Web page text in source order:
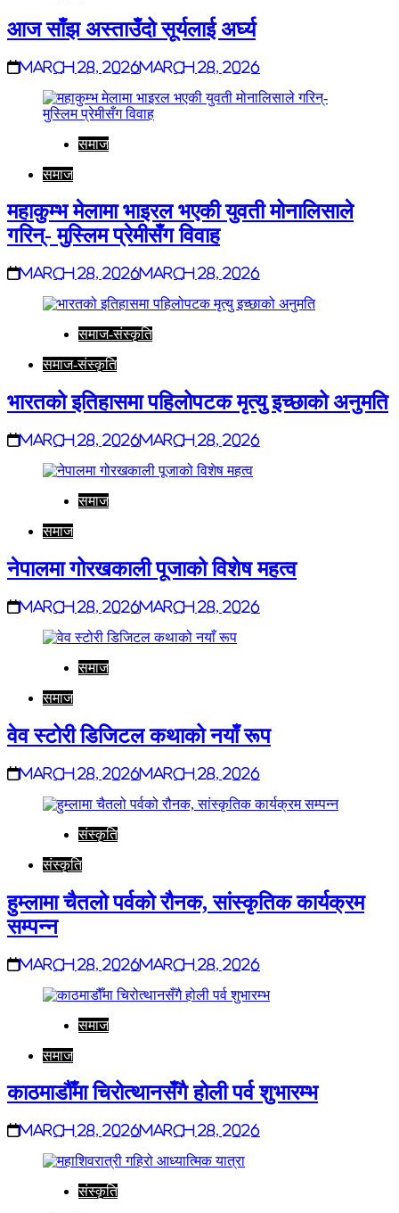
आज साँझ अस्ताउँदो सूर्यलाई अर्घ्य
March 28, 2026March 28, 2026
समाज
समाज
महाकुम्भ मेलामा भाइरल भएकी युवती मोनालिसाले
गरिन्- मुस्लिम प्रेमीसँग विवाह
March 28, 2026March 28, 2026
समाज-संस्कृति
समाज-संस्कृति
भारतको इतिहासमा पहिलोपटक मृत्यु इच्छाको अनुमति
March 28, 2026March 28, 2026
समाज
समाज
नेपालमा गोरखकाली पूजाको विशेष महत्व
March 28, 2026March 28, 2026
समाज
समाज
वेव स्टोरी डिजिटल कथाको नयाँ रूप
March 28, 2026March 28, 2026
संस्कृति
संस्कृति
हुम्लामा चैतलो पर्वको रौनक, सांस्कृतिक कार्यक्रम
सम्पन्न
March 28, 2026March 28, 2026
समाज
समाज
काठमाडौँमा चिरोत्थानसँगै होली पर्व शुभारम्भ
March 28, 2026March 28, 2026
संस्कृति